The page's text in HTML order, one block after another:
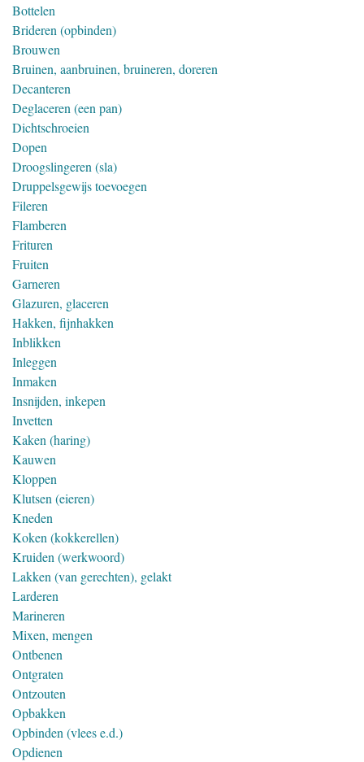
Bottelen
Brideren (opbinden)
Brouwen
Bruinen, aanbruinen, bruineren, doreren
Decanteren
Deglaceren (een pan)
Dichtschroeien
Dopen
Droogslingeren (sla)
Druppelsgewijs toevoegen
Fileren
Flamberen
Frituren
Fruiten
Garneren
Glazuren, glaceren
Hakken, fijnhakken
Inblikken
Inleggen
Inmaken
Insnijden, inkepen
Invetten
Kaken (haring)
Kauwen
Kloppen
Klutsen (eieren)
Kneden
Koken (kokkerellen)
Kruiden (werkwoord)
Lakken (van gerechten), gelakt
Larderen
Marineren
Mixen, mengen
Ontbenen
Ontgraten
Ontzouten
Opbakken
Opbinden (vlees e.d.)
Opdienen